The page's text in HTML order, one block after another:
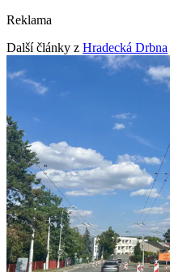
Reklama
Další články z Hradecká Drbna